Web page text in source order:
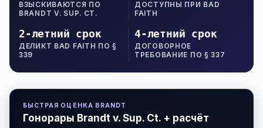
ВЗЫСКИВАЮТСЯ ПО
BRANDT V. SUP. CT.
ДОСТУПНЫ ПРИ BAD
FAITH
2-летний срок
ДЕЛИКТ BAD FAITH ПО §
339
4-летний срок
ДОГОВОРНОЕ
ТРЕБОВАНИЕ ПО § 337
БЫСТРАЯ ОЦЕНКА BRANDT
Гонорары Brandt v. Sup. Ct. + расчёт